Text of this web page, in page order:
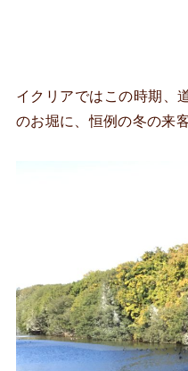
イクリアではこの時期、
のお堀に、恒例の冬の来